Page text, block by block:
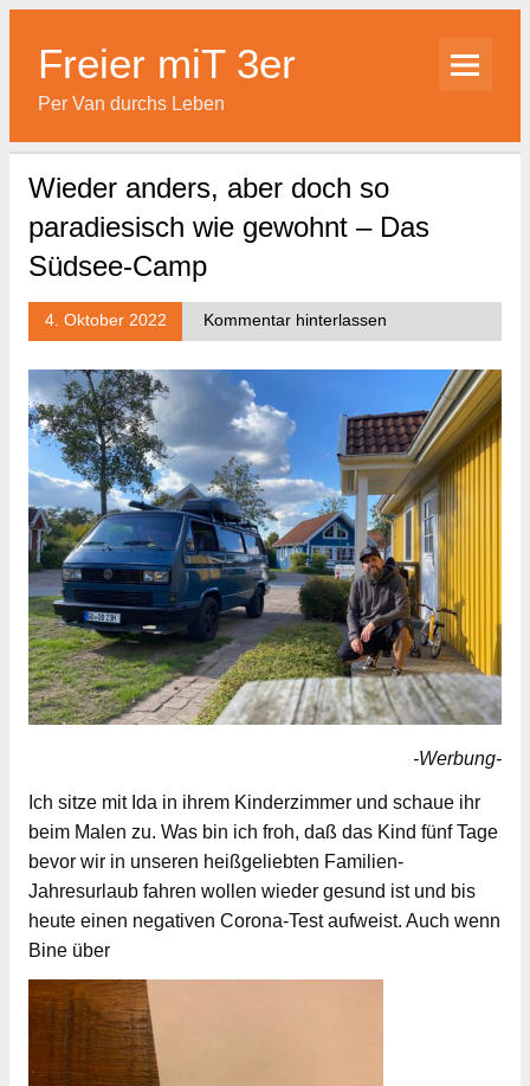
Skip
contentFreier miT 3er
Per Van durchs Leben
Wieder anders, aber doch so
paradiesisch wie gewohnt – Das
Südsee-Camp
4. Oktober 2022 Kommentar hinterlassen
-Werbung-
Ich sitze mit Ida in ihrem Kinderzimmer und schaue ihr
beim Malen zu. Was bin ich froh, daß das Kind fünf Tage
bevor wir in unseren heißgeliebten Familien-
Jahresurlaub fahren wollen wieder gesund ist und bis
heute einen negativen Corona-Test aufweist. Auch wenn
Bine über